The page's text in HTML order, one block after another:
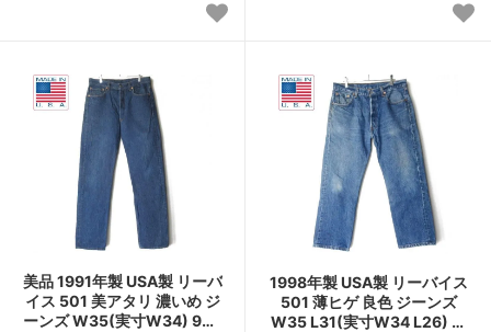
美品 1991年製 USA製 リーバ
イス 501 美アタリ 濃いめ ジ
ーンズ W35(実寸W34) 90s
1998年製 USA製 リーバイス
501 薄ヒゲ 良色 ジーンズ
W35 L31(実寸W34 L26) ア